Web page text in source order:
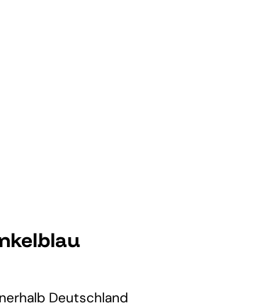
Deutschland